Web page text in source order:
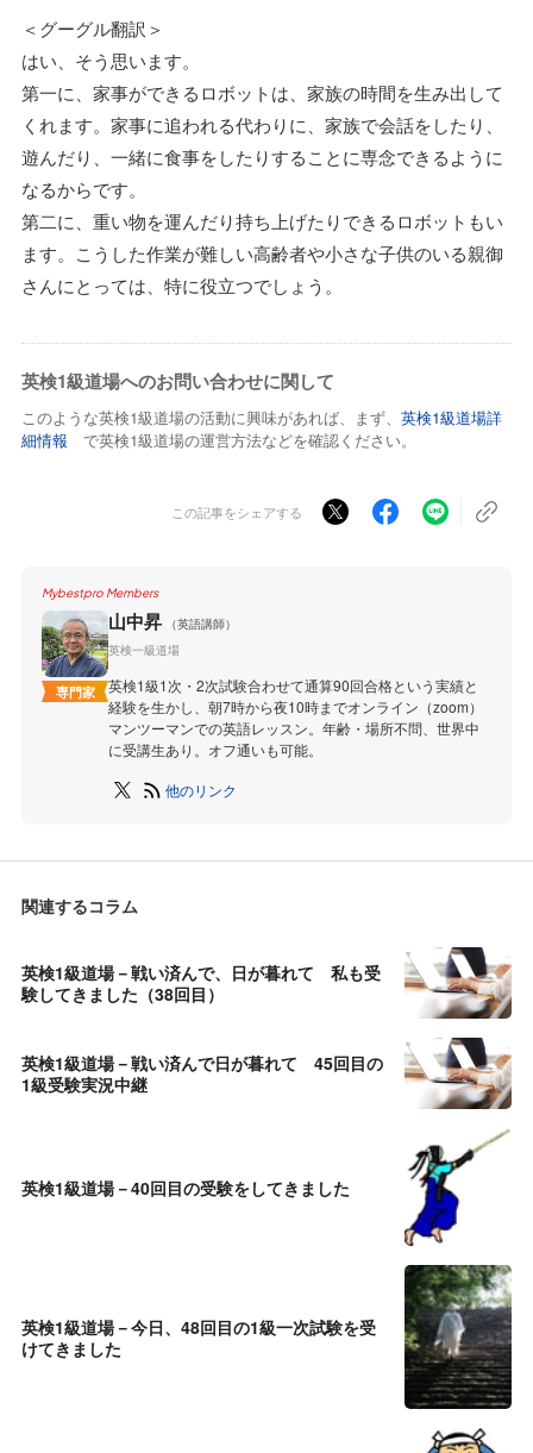
＜グーグル翻訳＞
はい、そう思います。
第一に、家事ができるロボットは、家族の時間を生み出して
くれます。家事に追われる代わりに、家族で会話をしたり、
遊んだり、一緒に食事をしたりすることに専念できるように
なるからです。
第二に、重い物を運んだり持ち上げたりできるロボットもい
ます。こうした作業が難しい高齢者や小さな子供のいる親御
さんにとっては、特に役立つでしょう。
英検1級道場へのお問い合わせに関して
このような英検1級道場の活動に興味があれば、まず、 英検1級道場詳
細情報 で英検1級道場の運営方法などを確認ください。
この記事をシェアする
Mybestpro Members
専門家
山中昇
（英語講師）
英検一級道場
英検1級1次・2次試験合わせて通算90回合格という実績と
経験を生かし、朝7時から夜10時までオンライン（zoom）
マンツーマンでの英語レッスン。年齢・場所不問、世界中
に受講生あり。オフ通いも可能。
他のリンク
関連するコラム
英検1級道場－戦い済んで、日が暮れて 私も受
験してきました（38回目）
英検1級道場－戦い済んで日が暮れて 45回目の
1級受験実況中継
英検1級道場－40回目の受験をしてきました
英検1級道場－今日、48回目の1級一次試験を受
けてきました